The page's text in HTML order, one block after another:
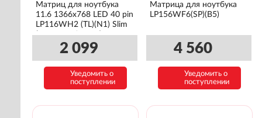
Матриц для ноутбука
11.6 1366x768 LED 40 pin
LP116WH2 (TL)(N1) Slim
(уши лево/право)
2 099
Уведомить о
поступлении
Матрица для ноутбука
LP156WF6(SP)(B5)
4 560
Уведомить о
поступлении